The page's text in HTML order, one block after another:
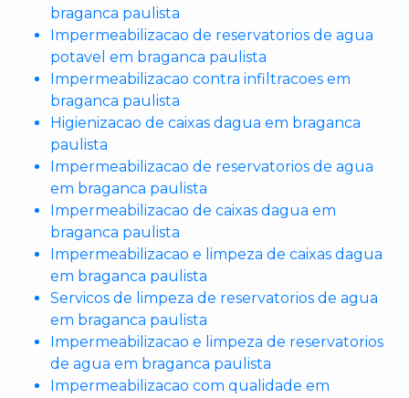
braganca paulista
Impermeabilizacao de reservatorios de agua
potavel em braganca paulista
Impermeabilizacao contra infiltracoes em
braganca paulista
Higienizacao de caixas dagua em braganca
paulista
Impermeabilizacao de reservatorios de agua
em braganca paulista
Impermeabilizacao de caixas dagua em
braganca paulista
Impermeabilizacao e limpeza de caixas dagua
em braganca paulista
Servicos de limpeza de reservatorios de agua
em braganca paulista
Impermeabilizacao e limpeza de reservatorios
de agua em braganca paulista
Impermeabilizacao com qualidade em